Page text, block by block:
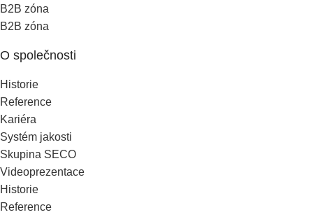
B2B zóna
B2B zóna
O společnosti
Historie
Reference
Kariéra
Systém jakosti
Skupina SECO
Videoprezentace
Historie
Reference